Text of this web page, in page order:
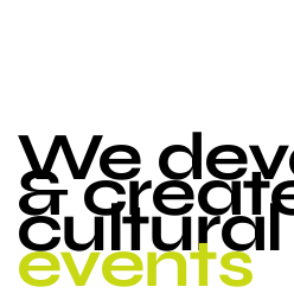
We
&
cultural
events